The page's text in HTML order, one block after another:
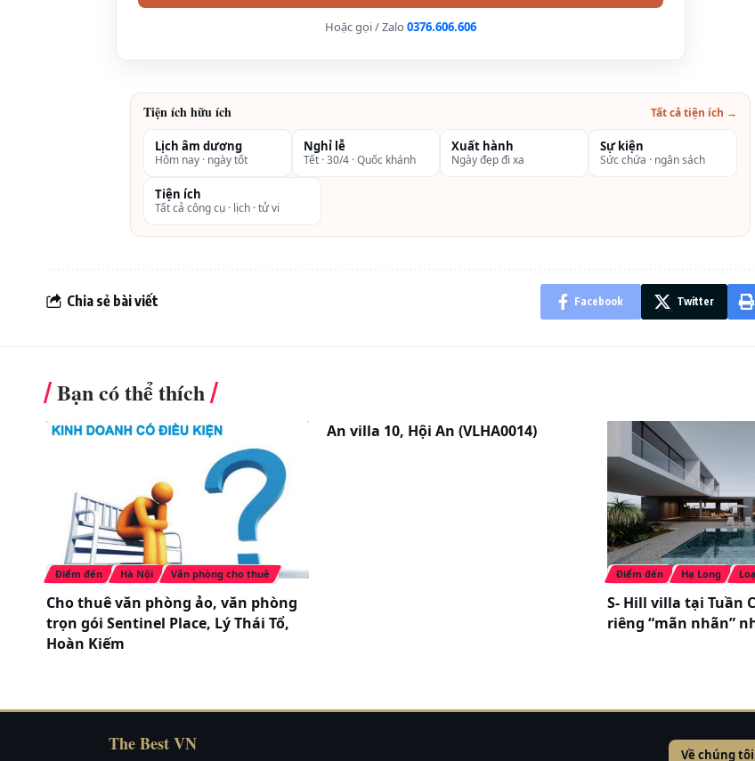
Hoặc gọi / Zalo 0376.606.606
Tiện ích hữu ích Tất cả tiện ích →
Lịch âm dương
Hôm nay · ngày tốt
Nghỉ lễ
Tết · 30/4 · Quốc khánh
Xuất hành
Ngày đẹp đi xa
Sự kiện
Sức chứa · ngân sách
Tiện ích
Tất cả công cụ · lịch · tử vi
Chia sẻ bài viết Facebook Twitter
Bạn có thể thích
Điểm đến Hà Nội Văn phòng cho thuê
Cho thuê văn phòng ảo, văn phòng
trọn gói Sentinel Place, Lý Thái Tổ,
Hoàn Kiếm
An villa 10, Hội An (VLHA0014)
Điểm đến Hạ Long
S- Hill villa tại Tuần
riêng “mãn nhãn”
The Best VN
Về chúng tôi